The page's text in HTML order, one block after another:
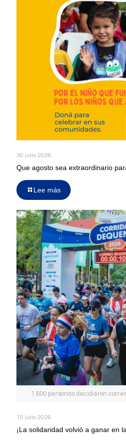
30 julio 2026
Que agosto sea extraordinario
Lee más
1.600 personas decidieron
10 julio 2026
¡La solidaridad volvió a ganar en